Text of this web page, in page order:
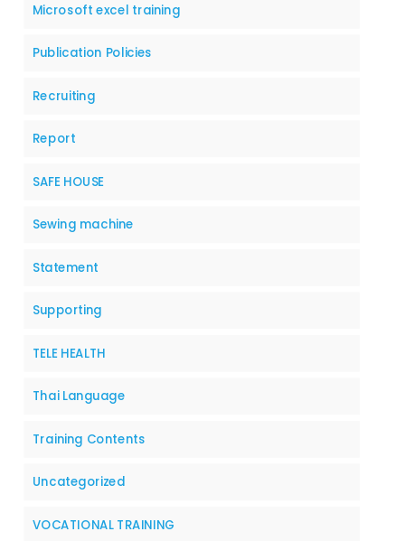
Microsoft excel training
Publication Policies
Recruiting
Report
SAFE HOUSE
Sewing machine
Statement
Supporting
TELE HEALTH
Thai Language
Training Contents
Uncategorized
VOCATIONAL TRAINING